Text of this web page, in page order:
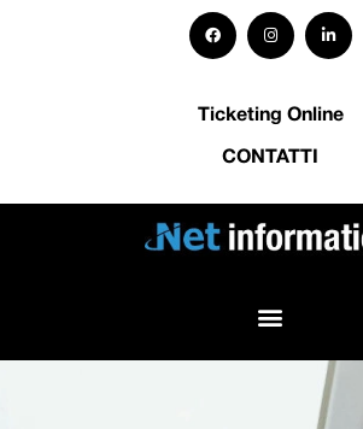
Ticketing Online
CONTATTI